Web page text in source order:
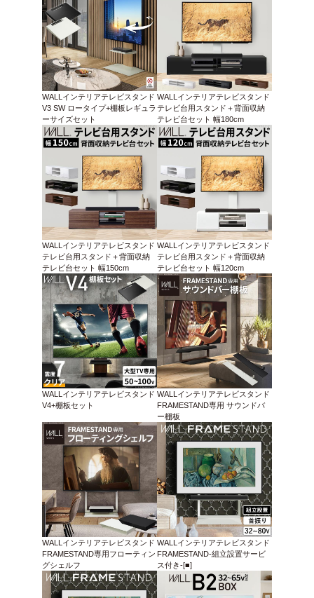
WALLインテリアテレビスタンド
V3 SW ロータイプ+棚板レギュラ
ーサイズセット
WALLインテリアテレビスタンド
テレビ台用スタンド＋背面収納
テレビ台セット 幅180cm
WALLインテリアテレビスタンド
テレビ台用スタンド＋背面収納
テレビ台セット 幅150cm
WALLインテリアテレビスタンド
テレビ台用スタンド＋背面収納
テレビ台セット 幅120cm
WALLインテリアテレビスタンド
V4+棚板セット
WALLインテリアテレビスタンド
FRAMESTAND専用 サウンドバ
ー棚板
WALLインテリアテレビスタンド
FRAMESTAND専用フローティン
グシェルフ
WALLインテリアテレビスタンド
FRAMESTAND-組立設置サービ
ス付き-[■]